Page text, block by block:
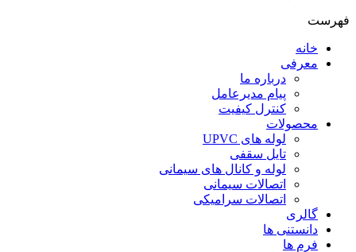
فهرست
خانه
معرفی
درباره ما
پیام مدیرعامل
کنترل کیفیت
محصولات
لوله های UPVC
تایل سقفی
لوله و کانال های سیمانی
اتصالات سیمانی
اتصالات سرامیکی
گالری
دانستنی ها
فرم ها